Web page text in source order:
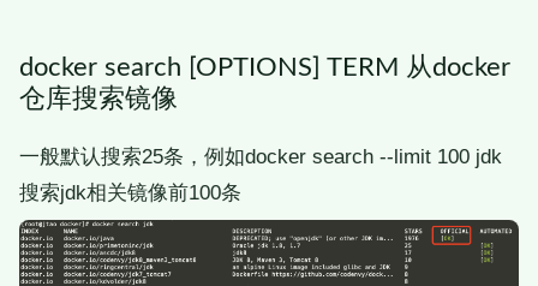
docker search [OPTIONS] TERM 从docker
仓库搜索镜像
一般默认搜索25条，例如docker search --limit 100 jdk
搜索jdk相关镜像前100条